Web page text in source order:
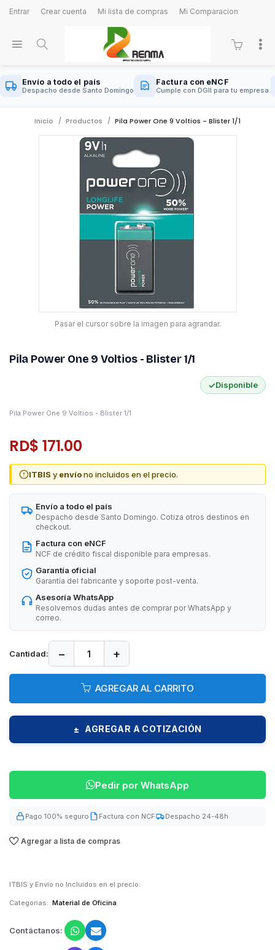
Entrar Crear cuenta Mi lista de compras Mi Comparacion
Envío a todo el país
Despacho desde Santo Domingo
Factura con eNCF
Cumple con DGII para tu empresa.
Inicio Productos Pila Power One 9 Voltios - Blister 1/1
Pasar el cursor sobre la imagen para agrandar.
Pila Power One 9 Voltios - Blister 1/1
✓Disponible
Pila Power One 9 Voltios - Blister 1/1
RD$ 171.00
ITBIS y envíono incluidos en el precio.
Envío a todo el país
Despacho desde Santo Domingo. Cotiza otros destinos en
checkout.
Factura con eNCF
NCF de crédito fiscal disponible para empresas.
Garantía oficial
Garantía del fabricante y soporte post-venta.
Asesoría WhatsApp
Resolvemos dudas antes de comprar por WhatsApp y
correo.
Cantidad: − +
AGREGAR AL CARRITO
± AGREGAR A COTIZACIÓN
Pedir por WhatsApp
Pago 100% seguro Factura con NCF Despacho 24-48h
Agregar a lista de compras
ITBIS y Envio no Incluidos en el precio:
Categorias: Material de Oficina
Contáctanos: